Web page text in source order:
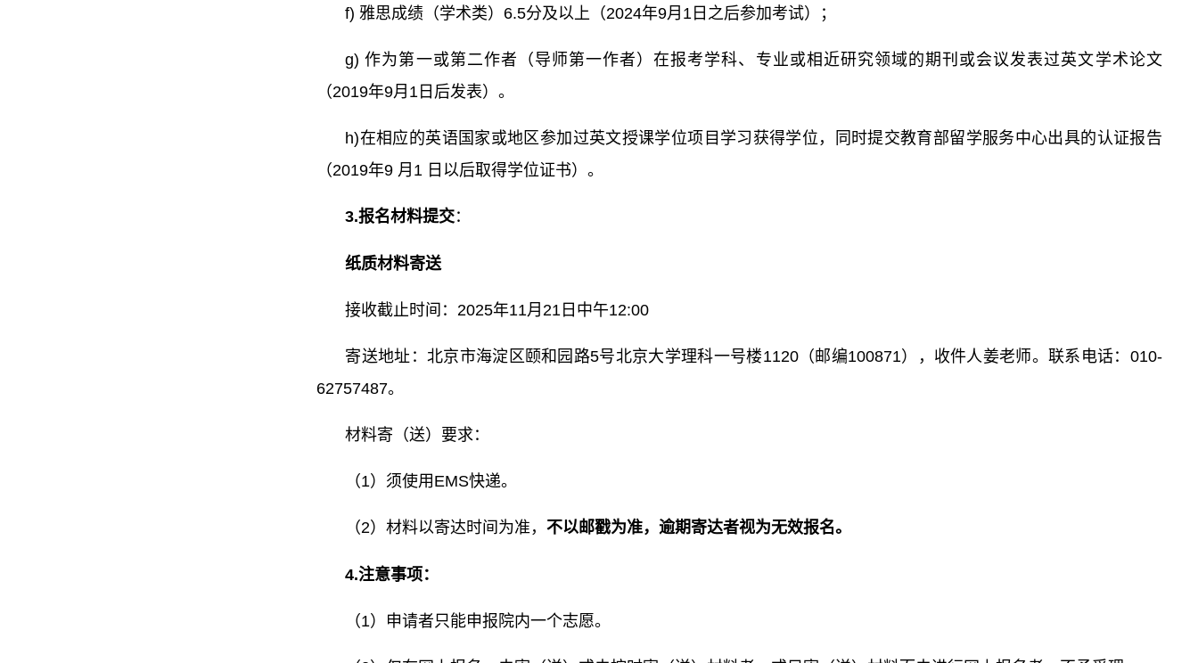
f) 雅思成绩（学术类）6.5分及以上（2024年9月1日之后参加考试）；
g) 作为第一或第二作者（导师第一作者）在报考学科、专业或相近研究领域的期刊或会议发表过英文学术论文
（2019年9月1日后发表）。
h)在相应的英语国家或地区参加过英文授课学位项目学习获得学位，同时提交教育部留学服务中心出具的认证报告
（2019年9 月1 日以后取得学位证书）。
3.报名材料提交：
纸质材料寄送
接收截止时间：2025年11月21日中午12:00
寄送地址：北京市海淀区颐和园路5号北京大学理科一号楼1120（邮编100871），收件人姜老师。联系电话：010-
62757487。
材料寄（送）要求：
（1）须使用EMS快递。
（2）材料以寄达时间为准，不以邮戳为准，逾期寄达者视为无效报名。
4.注意事项：
（1）申请者只能申报院内一个志愿。